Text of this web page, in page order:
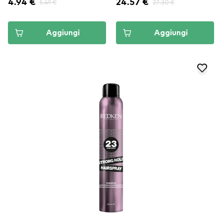
4.94 € 5.49 €
Aggiungi
24.57 € 27.30 €
Aggiungi